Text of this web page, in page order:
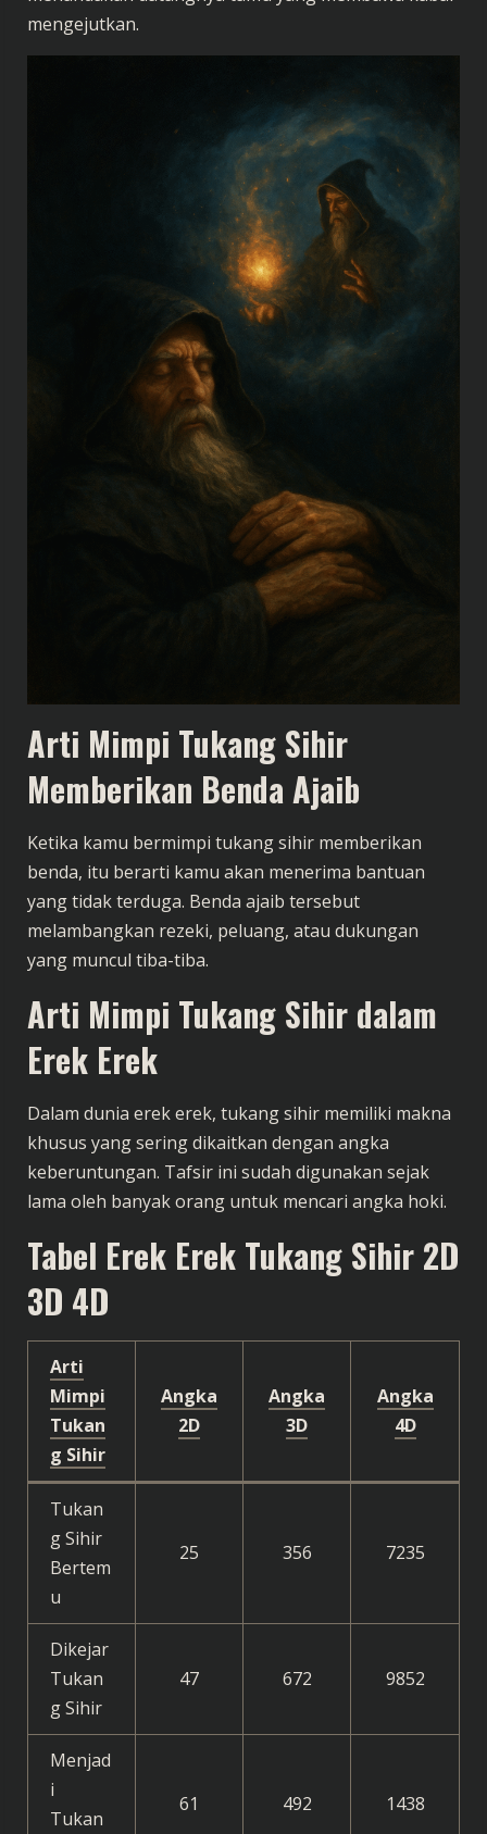
mengejutkan.
Arti Mimpi Tukang Sihir
Memberikan Benda Ajaib
Ketika kamu bermimpi tukang sihir memberikan
benda, itu berarti kamu akan menerima bantuan
yang tidak terduga. Benda ajaib tersebut
melambangkan rezeki, peluang, atau dukungan
yang muncul tiba-tiba.
Arti Mimpi Tukang Sihir dalam
Erek Erek
Dalam dunia erek erek, tukang sihir memiliki makna
khusus yang sering dikaitkan dengan angka
keberuntungan. Tafsir ini sudah digunakan sejak
lama oleh banyak orang untuk mencari angka hoki.
Tabel Erek Erek Tukang Sihir 2D
3D 4D
Arti
Mimpi
Tukan
g Sihir
Angka
2D
Angka
3D
Angka
4D
Tukan
g Sihir
Bertem
u
25 356 7235
Dikejar
Tukan
g Sihir
47 672 9852
Menjad
i
Tukan
61 492 1438